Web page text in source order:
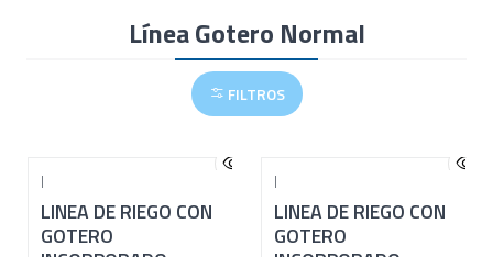
Línea Gotero Normal
FILTROS
|
LINEA DE RIEGO CON
GOTERO
|
LINEA DE RIEGO CON
GOTERO